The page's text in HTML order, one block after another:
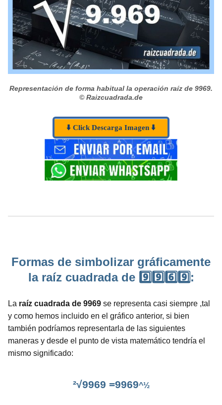
Representación de forma habitual la operación raíz de 9969.
© Raizcuadrada.de
⬇️ Click Descarga Imagen ⬇️
Formas de simbolizar gráficamente
la raíz cuadrada de 9️⃣9️⃣6️⃣9️⃣:
La raíz cuadrada de 9969 se representa casi siempre ,tal
y como hemos incluido en el gráfico anterior, si bien
también podríamos representarla de las siguientes
maneras y desde el punto de vista matemático tendría el
mismo significado:
²√9969 =9969^½